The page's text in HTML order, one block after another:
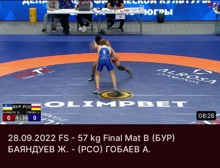
08:28
28.09.2022 FS - 57 kg Final Mat В (БУР)
БАЯНДУЕВ Ж. - (РСО) ГОБАЕВ А.